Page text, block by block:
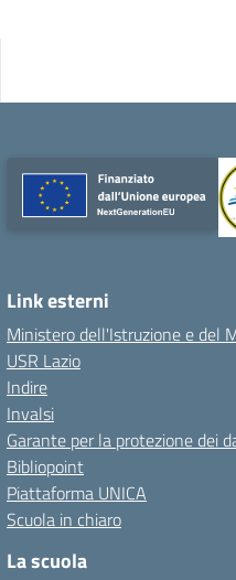
Link esterni
Ministero dell'Istruzione e del
USR Lazio
Indire
Invalsi
Garante per la protezione dei
Bibliopoint
Piattaforma UNICA
Scuola in chiaro
La scuola